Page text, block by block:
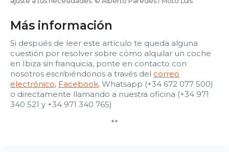
Más información
Si después de leer este artículo te queda alguna
cuestión por resolver sobre cómo alquilar un coche
en Ibiza sin franquicia, ponte en contacto con
nosotros escribiéndonos a través del correo
electrónico, Facebook, Whatsapp (+34 672 077 500)
o directamente llamando a nuestra oficina (+34 971
340 521 y +34 971 340 765)
**